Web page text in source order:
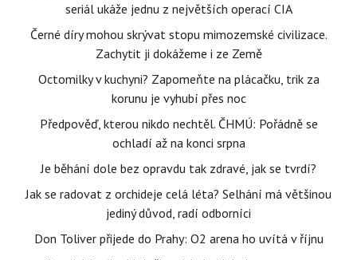
seriál ukáže jednu z největších operací CIA
Černé díry mohou skrývat stopu mimozemské civilizace.
Zachytit ji dokážeme i ze Země
Octomilky v kuchyni? Zapomeňte na plácačku, trik za
korunu je vyhubí přes noc
Předpověď, kterou nikdo nechtěl. ČHMÚ: Pořádně se
ochladí až na konci srpna
Je běhání dole bez opravdu tak zdravé, jak se tvrdí?
Jak se radovat z orchideje celá léta? Selhání má většinou
jediný důvod, radí odborníci
Don Toliver přijede do Prahy: O2 arena ho uvítá v říjnu